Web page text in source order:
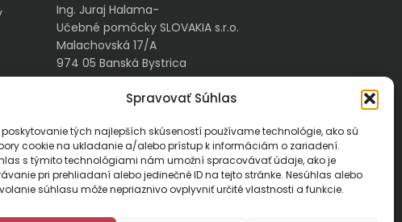
Spravovať Súhlas
poskytovanie tých najlepších skúseností používame technológie, ako sú
cookie na ukladanie a/alebo prístup k informáciám o zariadení.
s týmito technológiami nám umožní spracovávať údaje, ako je
pri prehliadaní alebo jedinečné ID na tejto stránke. Nesúhlas alebo
súhlasu môže nepriaznivo ovplyvniť určité vlastnosti a funkcie.
Ing. Juraj Halama-
Učebné pomôcky SLOVAKIA s.r.o.
Malachovská 17/A
974 05 Banská Bystrica
kontakt@ucebnepomockyslovakia.sk
0917 797 357, 048/410 18 88